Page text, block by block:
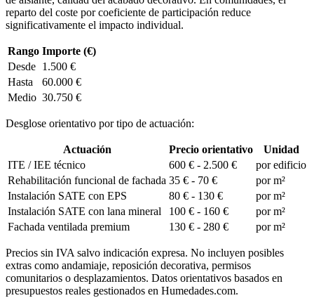
reparto del coste por coeficiente de participación reduce
significativamente el impacto individual.
Rango Importe (€)
Desde 1.500 €
Hasta
60.000 €
Medio 30.750 €
Desglose orientativo por tipo de actuación:
Actuación Precio orientativo
Unidad
ITE / IEE técnico
600 € - 2.500 €
por edificio
Rehabilitación funcional de fachada 35 € - 70 €
por m²
Instalación SATE con EPS
80 € - 130 €
por m²
Instalación SATE con lana mineral
100 € - 160 €
por m²
Fachada ventilada premium
130 € - 280 € por m²
Precios sin IVA salvo indicación expresa. No incluyen posibles
extras como andamiaje, reposición decorativa, permisos
comunitarios o desplazamientos. Datos orientativos basados en
presupuestos reales gestionados en Humedades.com.